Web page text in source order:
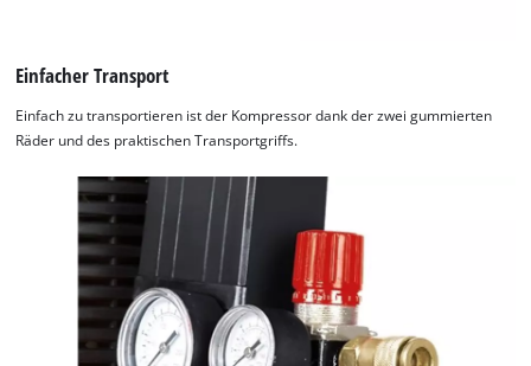
Einfacher Transport
Einfach zu transportieren ist der Kompressor dank der zwei gummierten
Räder und des praktischen Transportgriffs.